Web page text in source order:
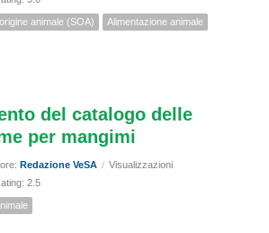
animale (SOA) Alimentazione animale
del catalogo delle
per mangimi
Redazione VeSA / Visualizzazioni
2.5